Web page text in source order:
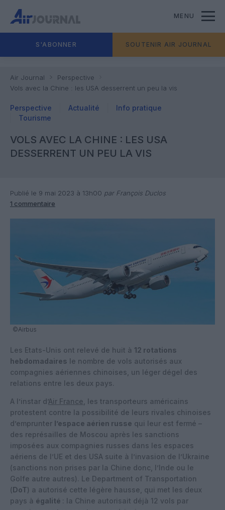
MENU
S'ABONNER SOUTENIR AIR JOURNAL
Air Journal
Perspective
Vols avec la Chine : les USA desserrent un peu la vis
Perspective Actualité
Info pratique
Tourisme
VOLS AVEC LA CHINE : LES USA
DESSERRENT UN PEU LA VIS
Publié le 9 mai 2023 à 13h00 par François Duclos
1 commentaire
©Airbus
Les Etats-Unis ont relevé de huit à 12 rotations
hebdomadaires le nombre de vols autorisés aux
compagnies aériennes chinoises, un léger dégel des
relations entre les deux pays.
A l’instar d’Air France , les transporteurs américains
protestent contre la possibilité de leurs rivales chinoises
d’emprunter l’espace aérien russe qui leur est fermé –
des représailles de Moscou après les sanctions
imposées aux compagnies russes dans les espaces
aériens de l’UE et des USA suite à l’invasion de l’Ukraine
(sanctions non prises par la Chine donc, l’Inde ou le
Golfe autre autres). Le Department of Transportation
(DoT) a autorisé cette légère hausse, qui met les deux
pays à égalité : la Chine autorisait déjà 12 vols par